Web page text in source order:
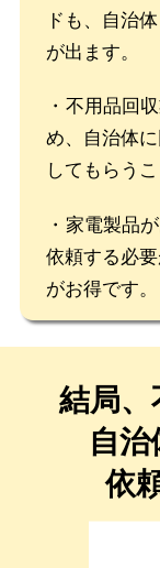
ドも、自治
が出ます。
不用品回
め、自治体
してもらう
家電製品
依頼する必
がお得です。
結局、
自
依